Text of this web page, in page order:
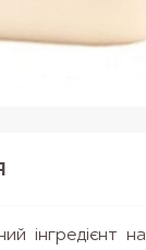
інгредієнт